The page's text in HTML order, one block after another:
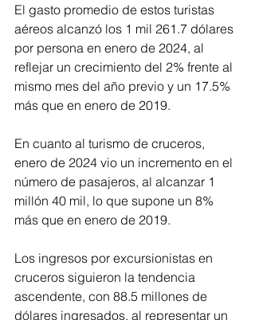
El gasto promedio de estos turistas
aéreos alcanzó los 1 mil 261.7 dólares
por persona en enero de 2024, al
reflejar un crecimiento del 2% frente al
mismo mes del año previo y un 17.5%
más que en enero de 2019.
En cuanto al turismo de cruceros,
enero de 2024 vio un incremento en el
número de pasajeros, al alcanzar 1
millón 40 mil, lo que supone un 8%
más que en enero de 2019.
Los ingresos por excursionistas en
cruceros siguieron la tendencia
ascendente, con 88.5 millones de
dólares ingresados, al representar un